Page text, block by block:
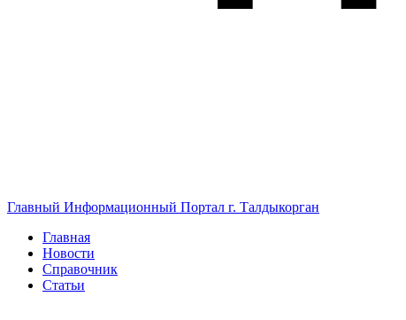
Главный Информационный Портал г. Талдыкорган
Главная
Новости
Справочник
Статьи